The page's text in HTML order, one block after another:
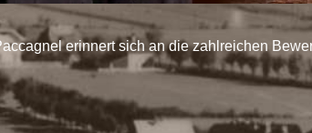
erinnert sich an die zahlreichen